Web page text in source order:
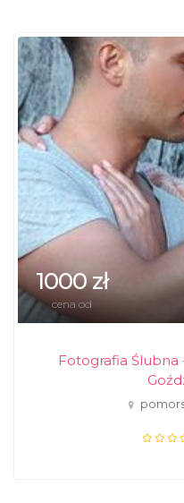
1000 zł
cena od
Fotografia Ślubna